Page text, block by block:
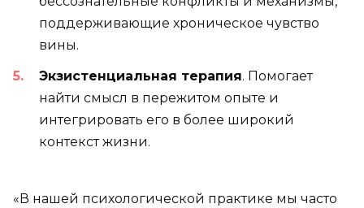
поддерживающие хроническое чувство
вины.
Экзистенциальная терапия. Помогает
найти смысл в пережитом опыте и
интегрировать его в более широкий
контекст жизни.
«В нашей психологической практике мы часто